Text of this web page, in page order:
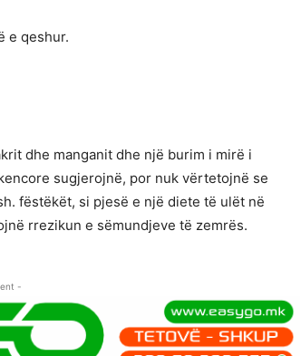
e qeshur.
dhe manganit dhe një burim i mirë i
sugjerojnë, por nuk vërtetojnë se
fëstëkët, si pjesë e një diete të ulët në
rrezikun e sëmundjeve të zemrës.
-